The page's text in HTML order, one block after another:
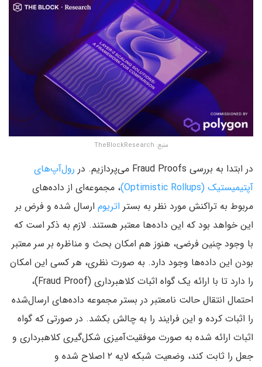
منبع: TheBlockResearch
در ابتدا به بررسی Fraud Proofs می‌پردازیم. در
رول‌آپ‌های
آپتیمیستیک (Optimistic Rollups‌)‌
، مجموعه‌ای از داده‌های
مربوط به تراکنش مورد نظر به بستر اتریوم ارسال شده و فرض بر
این خواهد بود که این داده‌ها معتبر هستند. لازم به ذکر است که
با وجود چنین فرضی‌، هنوز هم امکان بحث و مناظره بر سر معتبر
بودن این داده‌ها وجود دارد. به صورت نظری‌، هر کسی این امکان
را دارد تا با ارائه یک گواه اثبات کلاهبرداری (Fraud Proof‌)‌،
احتمال انتقال حالت نامعتبر در بستر مجموعه داده‌های ارسال‌شده
را اثبات کرده و این فرایند را به چالش بکشد. در صورتی که گواه
اثبات ارائه شده به صورت موفقیت‌آمیزی شکل‌گیری کلاهبرداری و
جعل را ثابت کند‌، وضعیت شبکه لایه ۲ اصلاح شده و